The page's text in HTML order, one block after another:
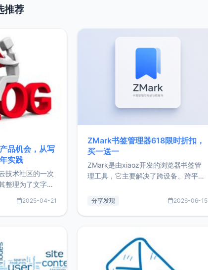
推荐
品机会，从写
实践
技术社区的一次
整理为了文字
来的经历，以及
和走向自由职业
首次公开了我的
工作，现在已经
2025-04-21
ZMark书签管理器618限时折扣，
买一送一
ZMark是由xiaoz开发的浏览器书签管
理工具，它主要解决了跨设备、跨平
做到一处部署、随处访问。同时，它还
量级： 使用Bun + Hono.js
分享发现 2026-06-15